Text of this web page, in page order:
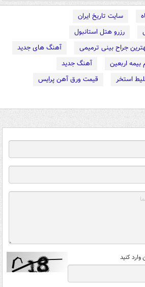
سایت تاریخ ایران
رزرو هتل استانبول
جراح بینی ترمیمی
آهنگ های جدید
بیمه اربعین
آهنگ جدید
استخر
قیمت ورق آهن پرایس
کنید